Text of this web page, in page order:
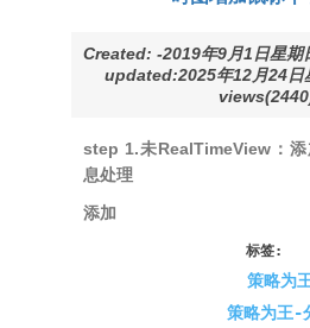
Created: -2019年9月1日星
updated:2025年12月24日
step 1.未RealTimeView：
息处理
添加
标签:
策略为
策略为王-